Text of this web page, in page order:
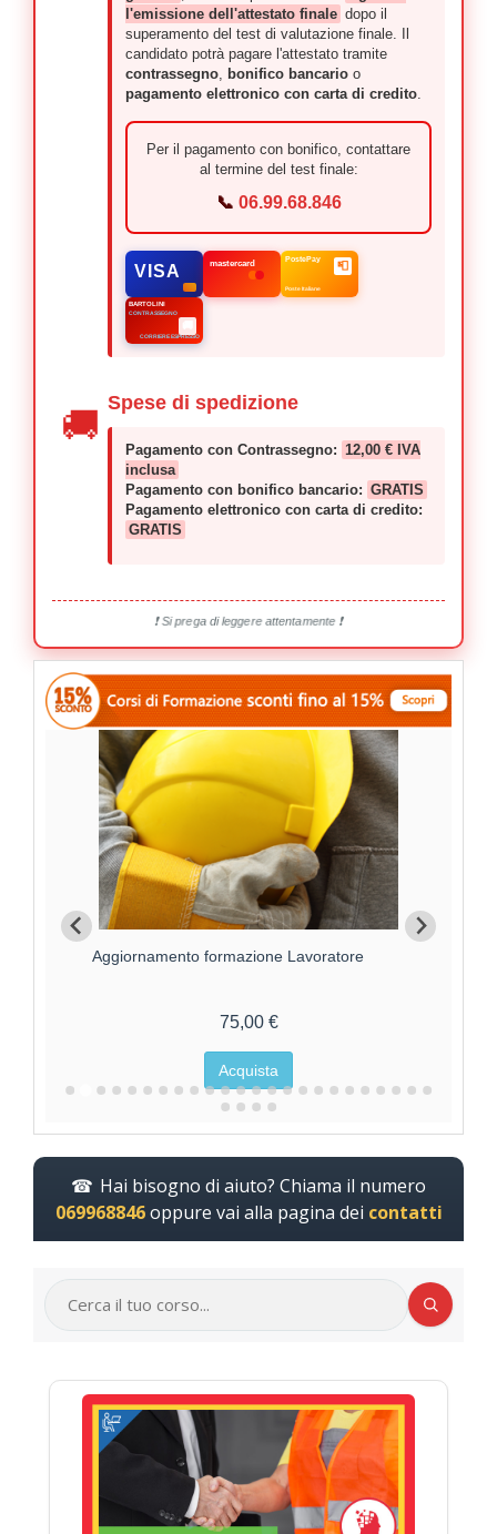
l'emissione dell'attestato finale dopo il
superamento del test di valutazione finale. Il
candidato potrà pagare l'attestato tramite
contrassegno, bonifico bancario o
pagamento elettronico con carta di credito.
Per il pagamento con bonifico, contattare
al termine del test finale:
📞 06.99.68.846
VISA mastercard PostePay
Poste Italiane
📮
BARTOLINI
CONTRASSEGNO
CORRIERE ESPRESSO
🚚
🚚
Spese di spedizione
Pagamento con Contrassegno: 12,00 € IVA
inclusa
Pagamento con bonifico bancario: GRATIS
Pagamento elettronico con carta di credito:
GRATIS
❗ Si prega di leggere attentamente ❗
Aggiornamento formazione Lavoratore
75,00 €
Acquista
Hai bisogno di aiuto? Chiama il numero
069968846oppure vai alla pagina dei contatti